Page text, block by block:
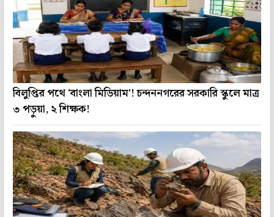
বিলুপ্তির পথে 'বাংলা মিডিয়াম'! চন্দননগরের সরকারি স্কুলে মাত্র
৩ পড়ুয়া, ২ শিক্ষক!